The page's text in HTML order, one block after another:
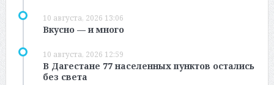
10 августа, 2026 13:06
Вкусно — и много
10 августа, 2026 12:59
В Дагестане 77 населенных пунктов остались
без света